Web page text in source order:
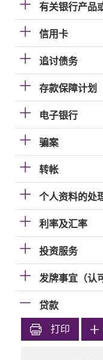
有关银行产品
信用卡
追讨债务
存款保障计划
电子银行
骗案
转帐
个人资料的处
利率及汇率
投资服务
发牌事宜（认
贷款
打印